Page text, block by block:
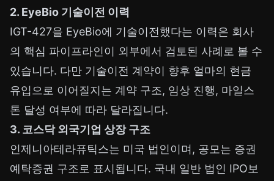
2. EyeBio 기술이전 이력
IGT-427을 EyeBio에 기술이전했다는 이력은 회사
의 핵심 파이프라인이 외부에서 검토된 사례로 볼 수
있습니다. 다만 기술이전 계약이 향후 얼마의 현금
유입으로 이어질지는 계약 구조, 임상 진행, 마일스
톤 달성 여부에 따라 달라집니다.
3. 코스닥 외국기업 상장 구조
인제니아테라퓨틱스는 미국 법인이며, 공모는 증권
예탁증권 구조로 표시됩니다. 국내 일반 법인 IPO보